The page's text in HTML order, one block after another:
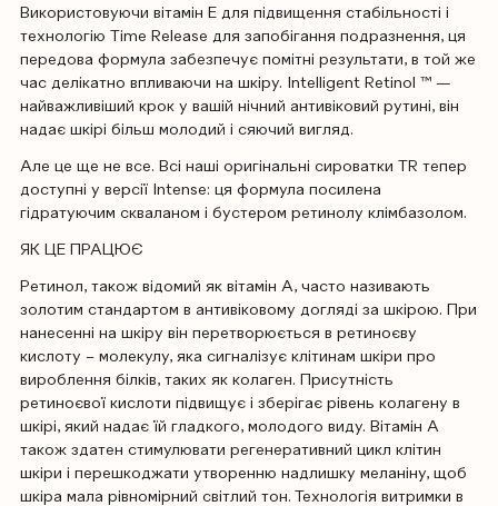
Використовуючи вітамін Е для підвищення стабільності і
технологію Time Release для запобігання подразнення, ця
передова формула забезпечує помітні результати, в той же
час делікатно впливаючи на шкіру. Intelligent Retinol ™ —
найважливіший крок у вашій нічний антивіковий рутині, він
надає шкірі більш молодий і сяючий вигляд.
Але це ще не все. Всі наші оригінальні сироватки TR тепер
доступні у версії Intense: ця формула посилена
гідратуючим скваланом і бустером ретинолу клімбазолом.
ЯК ЦЕ ПРАЦЮЄ
Ретинол, також відомий як вітамін А, часто називають
золотим стандартом в антивіковому догляді за шкірою. При
нанесенні на шкіру він перетворюється в ретиноєву
кислоту – молекулу, яка сигналізує клітинам шкіри про
вироблення білків, таких як колаген. Присутність
ретиноєвої кислоти підвищує і зберігає рівень колагену в
шкірі, який надає їй гладкого, молодого виду. Вітамін А
також здатен стимулювати регенеративний цикл клітин
шкіри і перешкоджати утворенню надлишку меланіну, щоб
шкіра мала рівномірний світлий тон. Технологія витримки в